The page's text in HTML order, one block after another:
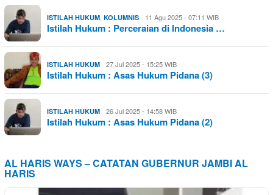
ISTILAH HUKUM, KOLUMNIS 11 Agu 2025 - 07:11 WIB
Istilah Hukum : Perceraian di Indonesia …
ISTILAH HUKUM 27 Jul 2025 - 15:25 WIB
Istilah Hukum : Asas Hukum Pidana (3)
ISTILAH HUKUM 26 Jul 2025 - 14:58 WIB
Istilah Hukum : Asas Hukum Pidana (2)
AL HARIS WAYS – CATATAN GUBERNUR JAMBI AL
HARIS